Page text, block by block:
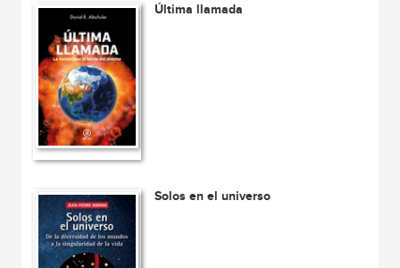
Última llamada
Solos en el universo